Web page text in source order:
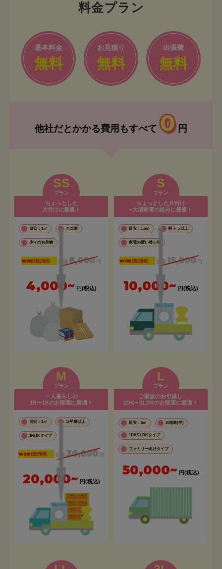
料金プラン
基本料金
無料
お見積り
無料
出張費
無料
他社だとかかる費用もすべて 0 円
SS
プラン
ちょっとした
片付けに最適！
目安：1㎡ カゴ車
少々のお荷物
WEB限定割引 定価 8,000 円
4,000~ 円(税込)
S
プラン
ちょっとした片付け
+大型家電の処分に最適！
目安：1.5㎡ 軽トラ以上
家電の買い替え等
WEB限定割引 定価 15,000 円
10,000~ 円(税込)
M
プラン
一人暮らしの
1R〜1Kのお部屋に最適！
目安：3㎡ 1t平車以上
1R/1Kタイプ
WEB限定割引 定価 30,000 円
20,000~ 円(税込)
L
プラン
ご家族のお引越し
1DK〜1LDKのお部屋に最適！
目安：5㎡ 2t箱車(半)
1DK/1LDKタイプ
ファミリー向けタイプ
50,000~ 円(税込)